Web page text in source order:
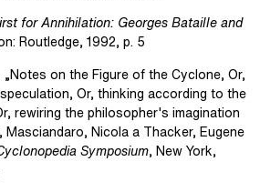
for Annihilation: Georges Bataille and
Routledge, 1992, p. 5
on the Figure of the Cyclone, Or,
Or, thinking according to the
rewiring the philosopher's imagination
Masciandaro, Nicola a Thacker, Eugene
Symposium, New York,